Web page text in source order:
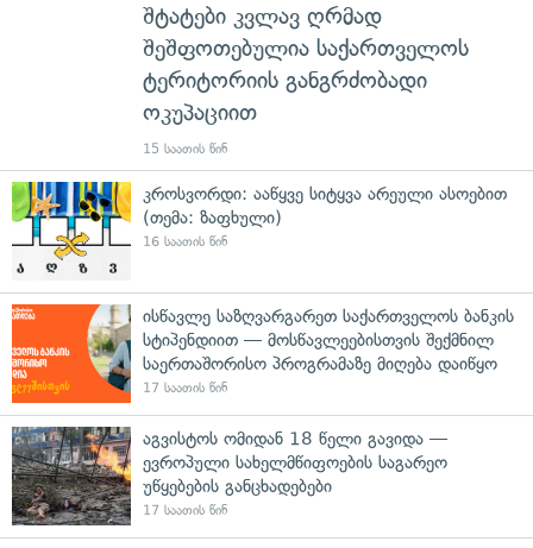
შტატები კვლავ ღრმად
შეშფოთებულია საქართველოს
ტერიტორიის განგრძობადი
ოკუპაციით
15 საათის წინ
კროსვორდი: ააწყვე სიტყვა არეული ასოებით
(თემა: ზაფხული)
16 საათის წინ
ისწავლე საზღვარგარეთ საქართველოს ბანკის
სტიპენდიით — მოსწავლეებისთვის შექმნილ
საერთაშორისო პროგრამაზე მიღება დაიწყო
17 საათის წინ
აგვისტოს ომიდან 18 წელი გავიდა —
ევროპული სახელმწიფოების საგარეო
უწყებების განცხადებები
17 საათის წინ